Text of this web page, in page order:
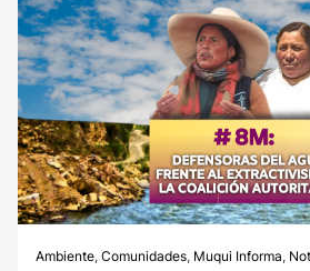
Ambiente, Comunidades, Muqui Informa,